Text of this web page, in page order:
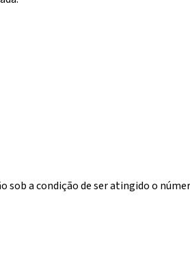
sob a condição de ser atingido o